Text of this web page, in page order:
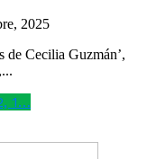
2025
de Cecilia Guzmán’,
1…